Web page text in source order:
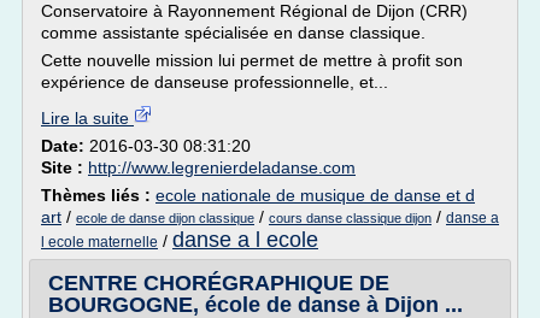
Conservatoire à Rayonnement Régional de Dijon (CRR)
comme assistante spécialisée en danse classique.
Cette nouvelle mission lui permet de mettre à profit son
expérience de danseuse professionnelle, et...
Lire la suite
Date: 2016-03-30 08:31:20
Site : http://www.legrenierdeladanse.com
Thèmes liés : ecole nationale de musique de danse et d
art / ecole de danse dijon classique / cours danse classique dijon / danse a
l ecole maternelle / danse a l ecole
CENTRE CHORÉGRAPHIQUE DE
BOURGOGNE, école de danse à Dijon ...